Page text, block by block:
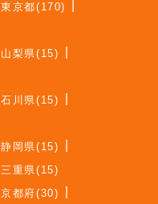
東京都(170)
山梨県(15)
石川県(15)
静岡県(15)
三重県(15)
京都府(30)